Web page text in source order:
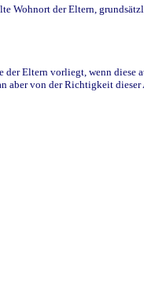
Wohnort der Eltern,
Eltern vorliegt, wenn diese
aber von der Richtigkeit dieser